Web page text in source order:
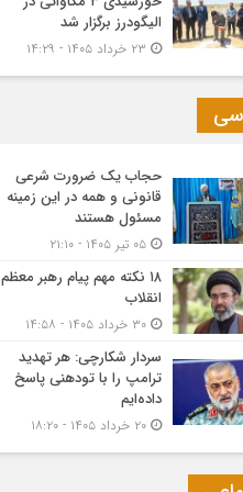
الیگودرز برگزار شد
حجاب یک ضرورت شرعی
قانونی و همه در این زمینه
مسئول هستند
۱۸ نکته مهم پیام رهبر معظم
انقلاب
سردار شکارچی: هر تهدید
ترامپ را با تودهنی پاسخ
داده‌ایم